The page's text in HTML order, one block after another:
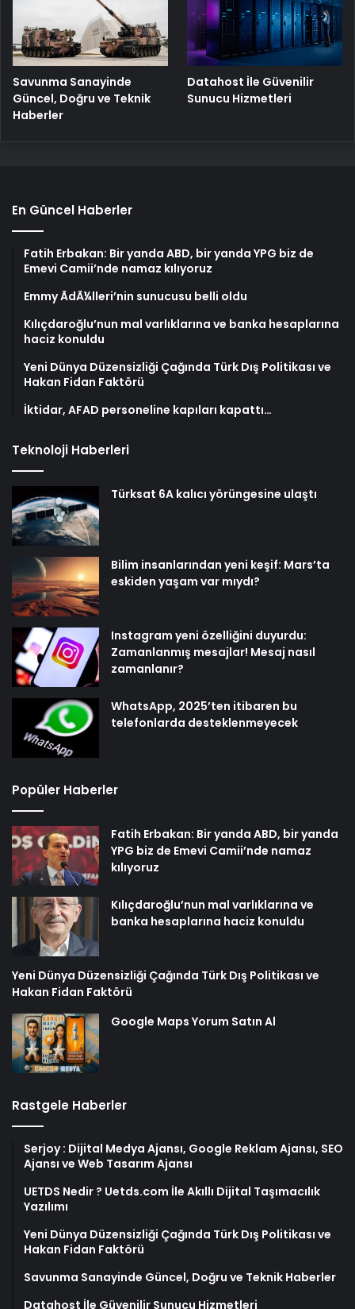
Savunma Sanayinde
Güncel, Doğru ve Teknik
Haberler
Datahost İle Güvenilir
Sunucu Hizmetleri
En Güncel Haberler
Fatih Erbakan: Bir yanda ABD, bir yanda YPG biz de
Emevi Camii’nde namaz kılıyoruz
Emmy ÃdÃ¼lleri’nin sunucusu belli oldu
Kılıçdaroğlu’nun mal varlıklarına ve banka hesaplarına
haciz konuldu
Yeni Dünya Düzensizliği Çağında Türk Dış Politikası ve
Hakan Fidan Faktörü
İktidar, AFAD personeline kapıları kapattı…
Teknoloji Haberleri
Türksat 6A kalıcı yörüngesine ulaştı
Bilim insanlarından yeni keşif: Mars’ta
eskiden yaşam var mıydı?
Instagram yeni özelliğini duyurdu:
Zamanlanmış mesajlar! Mesaj nasıl
zamanlanır?
WhatsApp, 2025’ten itibaren bu
telefonlarda desteklenmeyecek
Popüler Haberler
Fatih Erbakan: Bir yanda ABD, bir yanda
YPG biz de Emevi Camii’nde namaz
kılıyoruz
Kılıçdaroğlu’nun mal varlıklarına ve
banka hesaplarına haciz konuldu
Yeni Dünya Düzensizliği Çağında Türk Dış Politikası ve
Hakan Fidan Faktörü
Google Maps Yorum Satın Al
Rastgele Haberler
Serjoy : Dijital Medya Ajansı, Google Reklam Ajansı, SEO
Ajansı ve Web Tasarım Ajansı
UETDS Nedir ? Uetds.com İle Akıllı Dijital Taşımacılık
Yazılımı
Yeni Dünya Düzensizliği Çağında Türk Dış Politikası ve
Hakan Fidan Faktörü
Savunma Sanayinde Güncel, Doğru ve Teknik Haberler
Datahost İle Güvenilir Sunucu Hizmetleri